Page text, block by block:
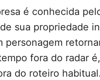
é conhecida
sua propriedade
personagem
fora do radar
do roteiro habitual.